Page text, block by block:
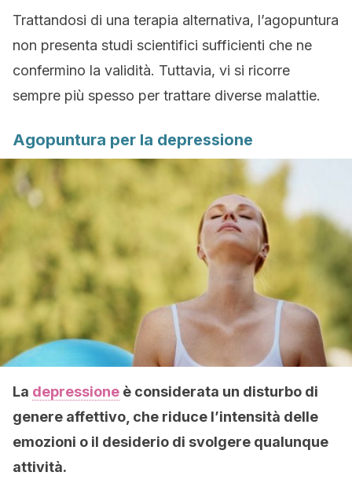
Trattandosi di una terapia alternativa, l’agopuntura
non presenta studi scientifici sufficienti che ne
confermino la validità. Tuttavia, vi si ricorre
sempre più spesso per trattare diverse malattie.
Agopuntura per la depressione
La depressione è considerata un disturbo di
genere affettivo, che riduce l’intensità delle
emozioni o il desiderio di svolgere qualunque
attività.